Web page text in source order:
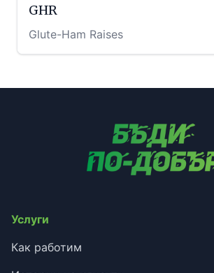
GHR
Glute-Ham Raises
Услуги
Как работим